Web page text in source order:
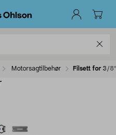
Motorsagtilbehør Filsett for 3/